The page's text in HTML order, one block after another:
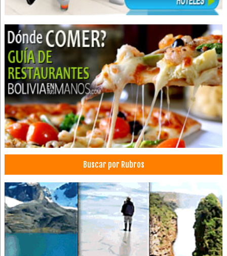
Alfombras
Adornos para el hogar
Cortinas y Persianas
Decoración con alfombras americanas
Decoración de cortinas
Decoración de Interiores
Decoraciones
Material para Decoraciones
Decoración de casas
Muebles para Dormitorio
Muebles para niños
Mueblerías
Muebles de Oficina
Muebles de Melamina
Buscar por Rubros